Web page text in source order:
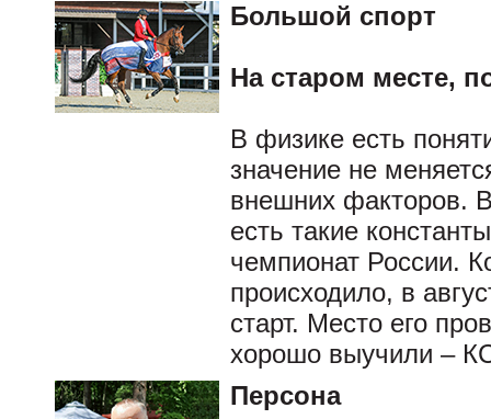
Большой спорт
На старом месте,
В физике есть
значение не
внешних факторов.
есть такие
чемпионат России.
происходило, в
старт. Место его
хорошо выучили –
Персона